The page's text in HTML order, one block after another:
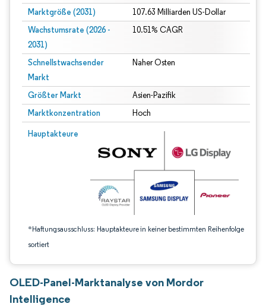
Marktgröße (2031) 107.63 Milliarden US-Dollar
Wachstumsrate (2026 -
2031)
10.51% CAGR
Schnellstwachsender
Markt
Naher Osten
Größter Markt Asien-Pazifik
Marktkonzentration Hoch
Hauptakteure
*Haftungsausschluss: Hauptakteure in keiner bestimmten Reihenfolge
sortiert
Bild © Mordor Intelligence. Wiederverwendung erfordert Namensnennung
OLED-Panel-Marktanalyse von Mordor
Intelligence